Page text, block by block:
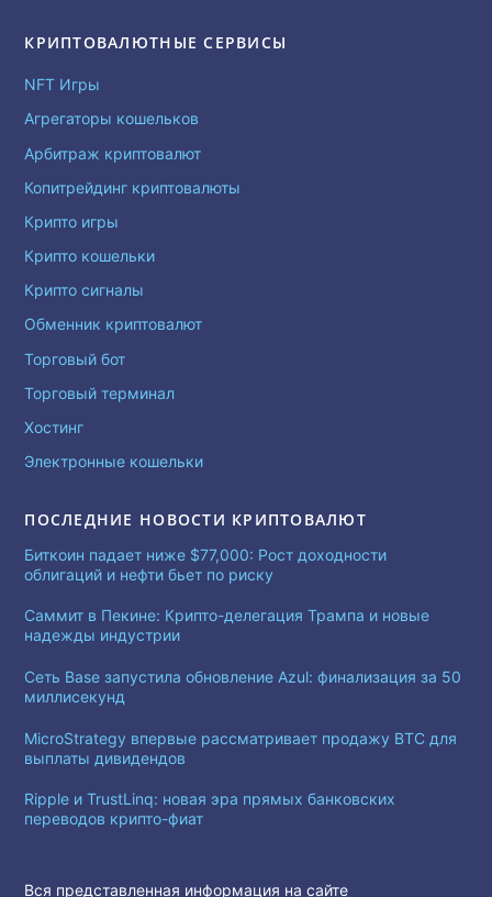
КРИПТОВАЛЮТНЫЕ СЕРВИСЫ
NFT Игры
Агрегаторы кошельков
Арбитраж криптовалют
Копитрейдинг криптовалюты
Крипто игры
Крипто кошельки
Крипто сигналы
Обменник криптовалют
Торговый бот
Торговый терминал
Хостинг
Электронные кошельки
ПОСЛЕДНИЕ НОВОСТИ КРИПТОВАЛЮТ
Биткоин падает ниже $77,000: Рост доходности
облигаций и нефти бьет по риску
Саммит в Пекине: Крипто-делегация Трампа и новые
надежды индустрии
Сеть Base запустила обновление Azul: финализация за 50
миллисекунд
MicroStrategy впервые рассматривает продажу BTC для
выплаты дивидендов
Ripple и TrustLinq: новая эра прямых банковских
переводов крипто-фиат
Вся представленная информация на сайте